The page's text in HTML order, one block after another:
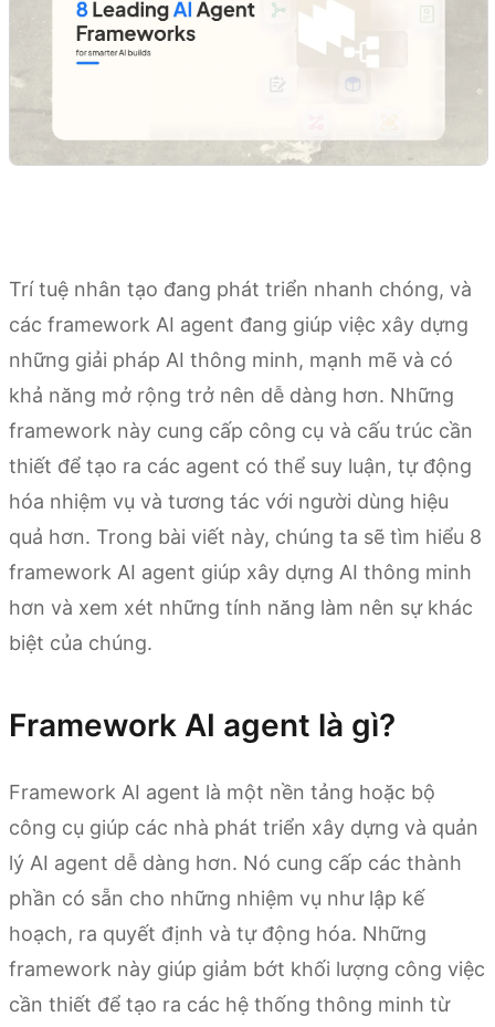
Trí tuệ nhân tạo đang phát triển nhanh chóng, và
các framework AI agent đang giúp việc xây dựng
những giải pháp AI thông minh, mạnh mẽ và có
khả năng mở rộng trở nên dễ dàng hơn. Những
framework này cung cấp công cụ và cấu trúc cần
thiết để tạo ra các agent có thể suy luận, tự động
hóa nhiệm vụ và tương tác với người dùng hiệu
quả hơn. Trong bài viết này, chúng ta sẽ tìm hiểu 8
framework AI agent giúp xây dựng AI thông minh
hơn và xem xét những tính năng làm nên sự khác
biệt của chúng.
Framework AI agent là gì?
Framework AI agent là một nền tảng hoặc bộ
công cụ giúp các nhà phát triển xây dựng và quản
lý AI agent dễ dàng hơn. Nó cung cấp các thành
phần có sẵn cho những nhiệm vụ như lập kế
hoạch, ra quyết định và tự động hóa. Những
framework này giúp giảm bớt khối lượng công việc
cần thiết để tạo ra các hệ thống thông minh từ